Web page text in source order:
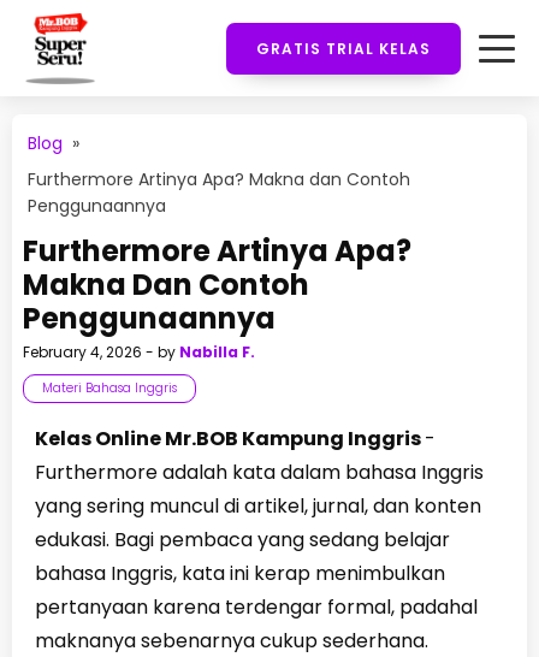
GRATIS TRIAL KELAS
Blog »
Furthermore Artinya Apa? Makna dan Contoh
Penggunaannya
Furthermore Artinya Apa?
Makna Dan Contoh
Penggunaannya
February 4, 2026 - by Nabilla F.
Materi Bahasa Inggris
Kelas Online Mr.BOB Kampung Inggris-
Furthermore adalah kata dalam bahasa Inggris
yang sering muncul di artikel, jurnal, dan konten
edukasi. Bagi pembaca yang sedang belajar
bahasa Inggris, kata ini kerap menimbulkan
pertanyaan karena terdengar formal, padahal
maknanya sebenarnya cukup sederhana.